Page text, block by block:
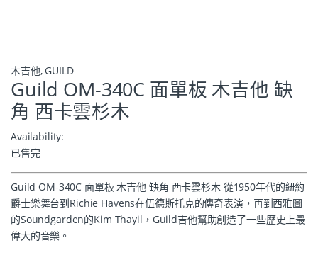
木吉他, GUILD
Guild OM-340C 面單板 木吉他 缺
角 西卡雲杉木
Availability:
已售完
Guild OM-340C 面單板 木吉他 缺角 西卡雲杉木 從1950年代的紐約
爵士樂舞台到Richie Havens在伍德斯托克的傳奇表演，再到西雅圖
的Soundgarden的Kim Thayil，Guild吉他幫助創造了一些歷史上最
偉大的音樂。